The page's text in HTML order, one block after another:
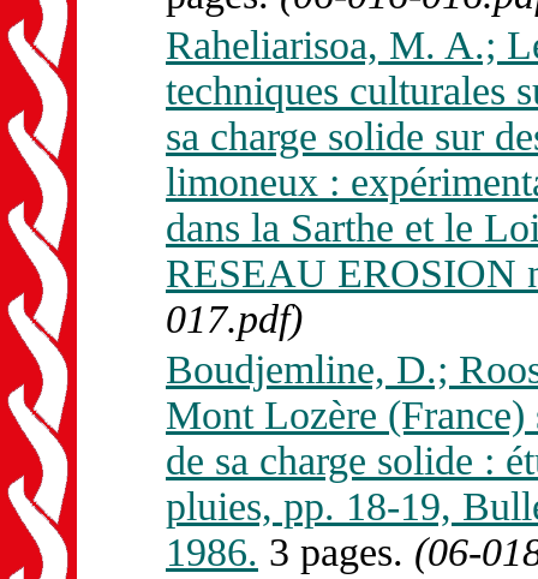
Raheliarisoa, M. A.;
techniques culturales
sa charge solide sur
limoneux :
dans la Sarthe et le
RESEAU EROSION
017.pdf)
Boudjemline, D.;
Mont Lozère (France)
de sa charge solide :
pluies, pp. 18-19,
1986. 3 pages. (06-